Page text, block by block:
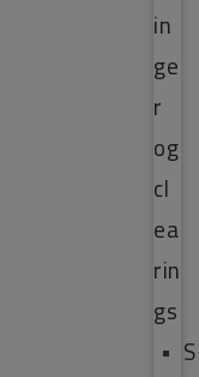
in
ge
r
og
cl
ea
rin
gs
S